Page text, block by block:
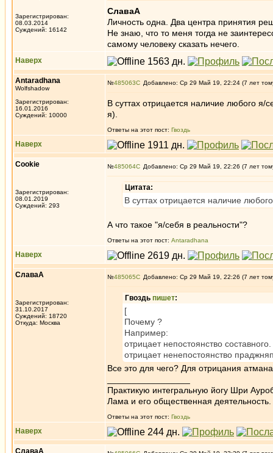
Зарегистрирован:
08.03.2014
Суждений: 16142
СлаваА
Личность одна. Два центра принятия
Не знаю, что то меня тогда не
самому человеку сказать нечего.
Наверх
Antaradhana
Wolfshadow
Зарегистрирован:
16.01.2016
Суждений: 10000
№485063 Добавлено: Ср 29 Май 19, 22:24 (7 лет
В суттах отрицается наличие любого
я).
Ответы на этот пост: Гвоздь
Наверх
Cookie
Зарегистрирован:
08.01.2019
Суждений: 293
№485064 Добавлено: Ср 29 Май 19, 22:26 (7 лет
Цитата:
В суттах отрицается наличие
А что такое "я/себя в реальности"?
Ответы на этот пост: Antaradhana
Наверх
СлаваА
Зарегистрирован:
31.10.2017
Суждений: 18720
Откуда: Москва
№485065 Добавлено: Ср 29 Май 19, 22:26 (7 лет
Гвоздь пишет:
[
Почему ?
Например:
отрицает непостоянство составного.
отрицает ненепостоянство
Все это для чего? Для отрицания
Практикую интегральную йогу Шри
Лама и его общественная деятельность.
Ответы на этот пост: Гвоздь
Наверх
СлаваА